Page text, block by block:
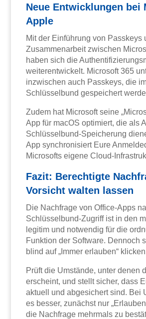
Neue Entwicklungen bei
Apple
Mit der Einführung von Passkeys
Zusammenarbeit zwischen
haben sich die
weiterentwickelt. Microsoft 365
inzwischen auch Passkeys, die
Schlüsselbund gespeichert
Zudem hat Microsoft seine
App für macOS optimiert, die als
Schlüsselbund-Speicherung
App synchronisiert Eure
Microsofts eigene Cloud-
Fazit: Berechtigte
Vorsicht walten lassen
Die Nachfrage von Office-Apps
Schlüsselbund-Zugriff ist in den
legitim und notwendig für die
Funktion der Software. Dennoch
blind auf „Immer erlauben“
Prüft die Umstände, unter denen
erscheint, und stellt sicher, dass
aktuell und abgesichert sind. Bei
es besser, zunächst nur
die Nachfrage mehrmals zu